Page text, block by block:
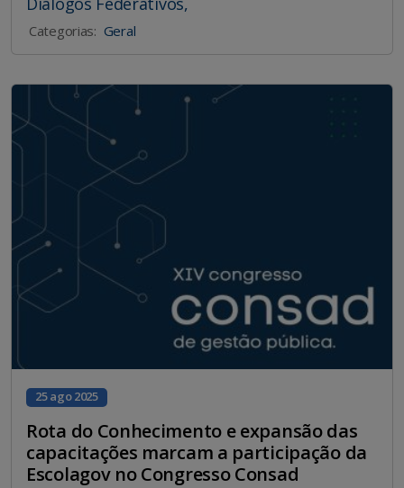
Categorias: Geral
25 ago 2025
Rota do Conhecimento e expansão das
capacitações marcam a participação da
Escolagov no Congresso Consad